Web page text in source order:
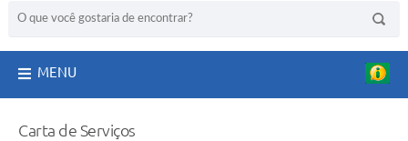
MENU
Carta de Serviços